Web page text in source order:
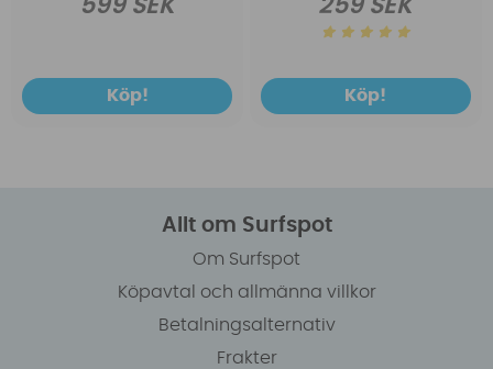
599 SEK
Köp!
259 SEK
Köp!
Allt om Surfspot
Om Surfspot
Köpavtal och allmänna villkor
Betalningsalternativ
Frakter